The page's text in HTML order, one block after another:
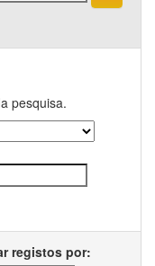
pesquisa.
registos por: